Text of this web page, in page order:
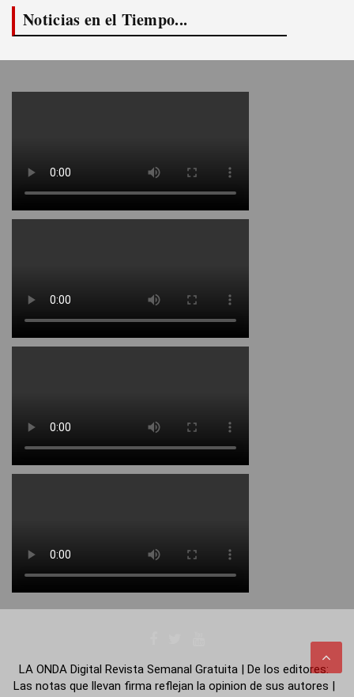
Noticias en el Tiempo...
LA ONDA Digital Revista Semanal Gratuita | De los editores:
Las notas que llevan firma reflejan la opinion de sus autores |